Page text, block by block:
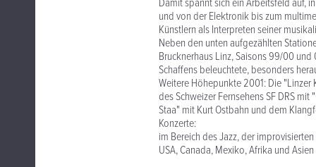
Damit spannt sich ein Arbeitsfeld auf,
und von der Elektronik bis zum
Künstlern als Interpreten seiner
Neben den unten aufgezählten
Brucknerhaus Linz, Saisons 99/00
Schaffens beleuchtete, besonders
Weitere Höhepunkte 2001: Die
des Schweizer Fernsehens SF DRS
Staa" mit Kurt Ostbahn und dem
Konzerte:
im Bereich des Jazz, der
USA, Canada, Mexiko, Afrika und